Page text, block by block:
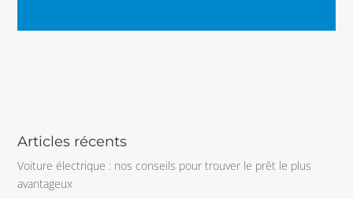
Articles récents
Voiture électrique : nos conseils pour trouver le prêt le plus
avantageux